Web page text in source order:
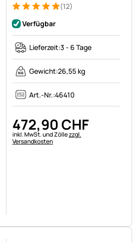
Bewertung: 5 von 5 (12 Bewertungen)
12 Bewertungen(12)
Verfügbar
Lieferzeit:3 - 6 Tage
Gewicht:26,55 kg
Art.-Nr.:46410
472,90CHF
Steuerhinweis:
inkl. MwSt. und Zöllezzgl.
Versandkosten